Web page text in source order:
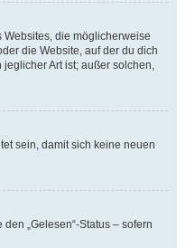
Websites, die möglicherweise
die Website, auf der du dich
Art ist; außer solchen,
sein, damit sich keine neuen
„Gelesen“-Status – sofern